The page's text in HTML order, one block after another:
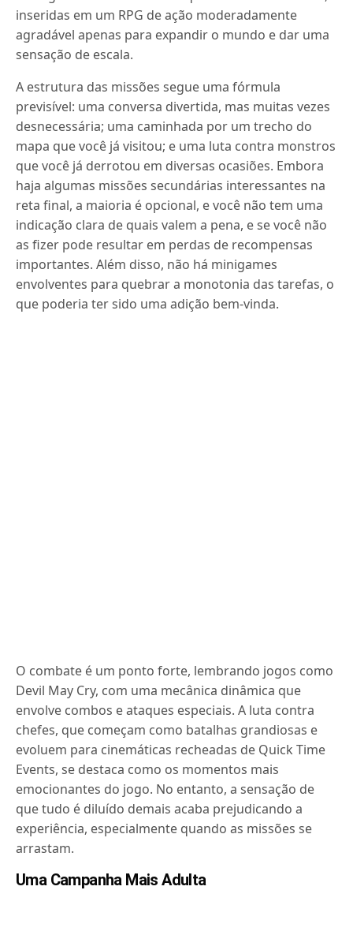
inseridas em um RPG de ação moderadamente
agradável apenas para expandir o mundo e dar uma
sensação de escala.
A estrutura das missões segue uma fórmula
previsível: uma conversa divertida, mas muitas vezes
desnecessária; uma caminhada por um trecho do
mapa que você já visitou; e uma luta contra monstros
que você já derrotou em diversas ocasiões. Embora
haja algumas missões secundárias interessantes na
reta final, a maioria é opcional, e você não tem uma
indicação clara de quais valem a pena, e se você não
as fizer pode resultar em perdas de recompensas
importantes. Além disso, não há minigames
envolventes para quebrar a monotonia das tarefas, o
que poderia ter sido uma adição bem-vinda.
O combate é um ponto forte, lembrando jogos como
Devil May Cry, com uma mecânica dinâmica que
envolve combos e ataques especiais. A luta contra
chefes, que começam como batalhas grandiosas e
evoluem para cinemáticas recheadas de Quick Time
Events, se destaca como os momentos mais
emocionantes do jogo. No entanto, a sensação de
que tudo é diluído demais acaba prejudicando a
experiência, especialmente quando as missões se
arrastam.
Uma Campanha Mais Adulta